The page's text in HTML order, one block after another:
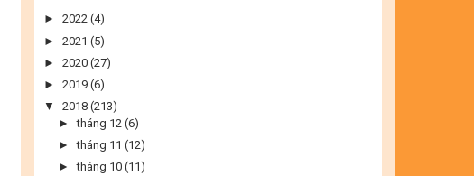
► 2022 (4)
► 2021 (5)
► 2020 (27)
► 2019 (6)
▼
2018 (213)
►tháng 12 (6)
►tháng 11 (12)
►tháng 10 (11)